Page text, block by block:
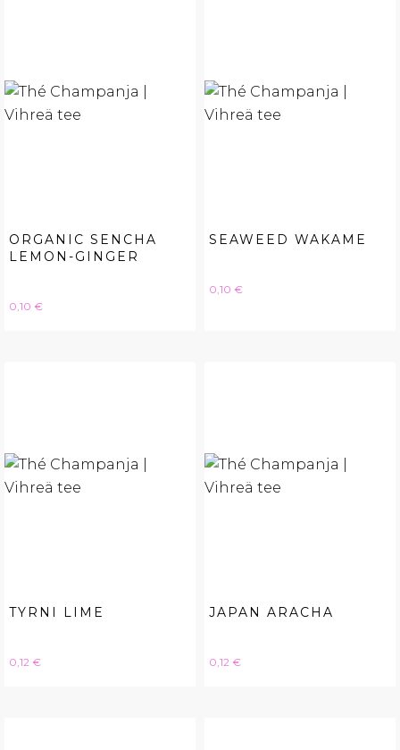
ORGANIC SENCHA
LEMON-GINGER
Hinta
0,10 €
SEAWEED WAKAME
Hinta
0,10 €
TYRNI LIME
Hinta
0,12 €
JAPAN ARACHA
Hinta
0,12 €